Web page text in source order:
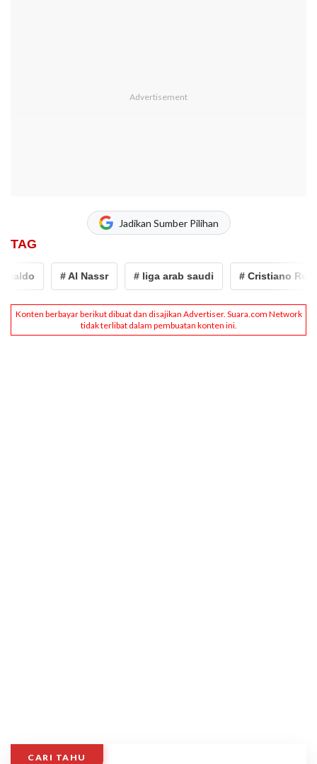
Jadikan Sumber Pilihan
TAG
# Al Nassr # liga arab saudi # Cristiano
CARI TAHU